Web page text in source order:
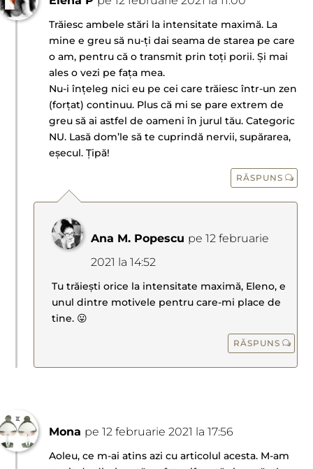
Trăiesc ambele stări la intensitate maximă. La
mine e greu să nu-ți dai seama de starea pe care
o am, pentru că o transmit prin toți porii. Și mai
ales o vezi pe fața mea.
Nu-i înțeleg nici eu pe cei care trăiesc într-un zen
(forțat) continuu. Plus că mi se pare extrem de
greu să ai astfel de oameni în jurul tău. Categoric
NU. Lasă dom’le să te cuprindă nervii, supărarea,
eșecul. Țipă!
RĂSPUNS
Ana M. Popescu pe 12 februarie
2021 la 14:52
Tu trăiești orice la intensitate maximă, Eleno, e
unul dintre motivele pentru care-mi place de
tine. 😛
RĂSPUNS
Mona pe 12 februarie 2021 la 17:56
Aoleu, ce m-ai atins azi cu articolul acesta. M-am